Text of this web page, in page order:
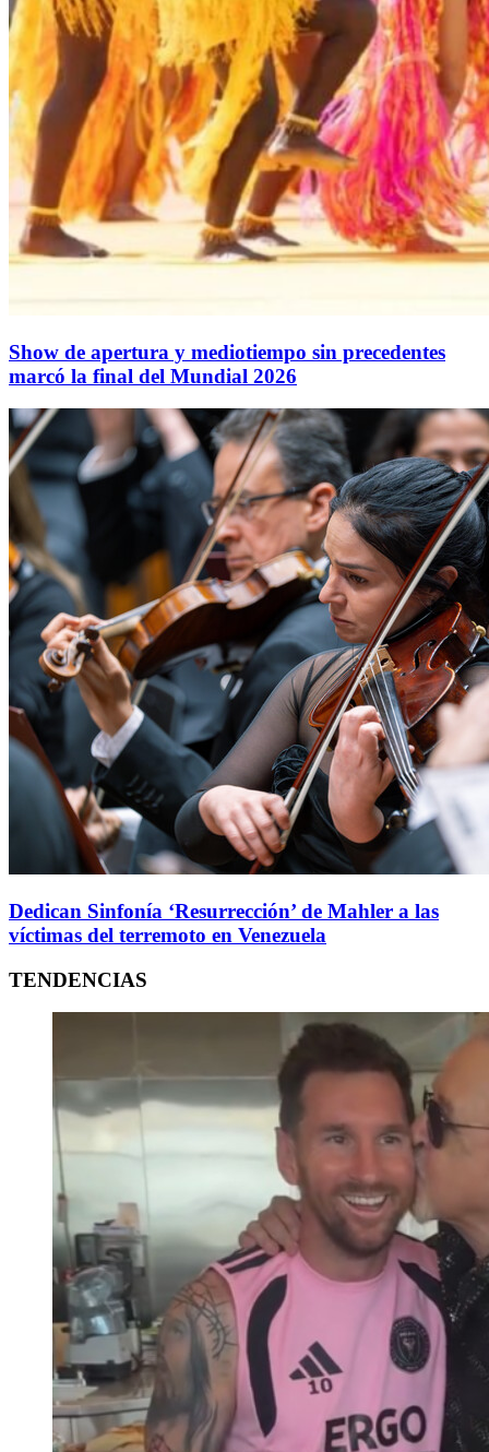
Show de apertura y mediotiempo sin precedentes
marcó la final del Mundial 2026
Dedican Sinfonía ‘Resurrección’ de Mahler a las
víctimas del terremoto en Venezuela
TENDENCIAS